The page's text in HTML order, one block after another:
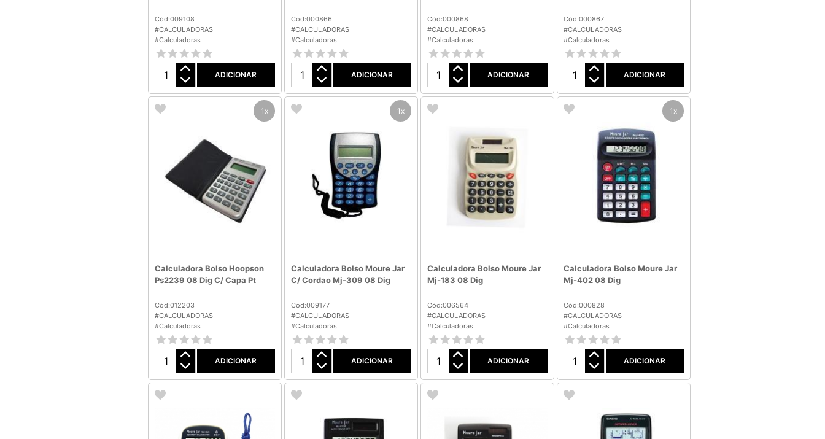
Cód:009108
#CALCULADORAS
#Calculadoras
ADICIONAR
Cód:000866
#CALCULADORAS
#Calculadoras
ADICIONAR
Cód:000868
#CALCULADORAS
#Calculadoras
ADICIONAR
Cód:000867
#CALCULADORAS
#Calculadoras
ADICIONAR
1x
Calculadora Bolso Hoopson
Ps2239 08 Dig C/ Capa Pt
Cód:012203
#CALCULADORAS
#Calculadoras
ADICIONAR
1x
Calculadora Bolso Moure Jar
C/ Cordao Mj-309 08 Dig
Cód:009177
#CALCULADORAS
#Calculadoras
ADICIONAR
Calculadora Bolso Moure Jar
Mj-183 08 Dig
Cód:006564
#CALCULADORAS
#Calculadoras
ADICIONAR
1x
Calculadora Bolso Moure Jar
Mj-402 08 Dig
Cód:000828
#CALCULADORAS
#Calculadoras
ADICIONAR